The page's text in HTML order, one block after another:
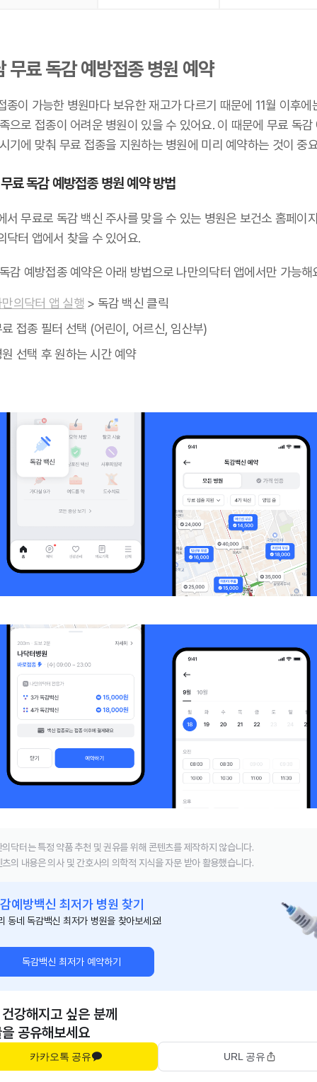
무료 독감 예방접종 병원 예약
종이 가능한 병원마다 보유한 재고가 다르기 때문에 11월 이후에
으로 접종이 어려운 병원이 있을 수 있어요. 이 때문에 무료 독감
기에 맞춰 무료 접종을 지원하는 병원에 미리 예약하는 것이 중
료 독감 예방접종 병원 예약 방법
서 무료로 독감 백신 주사를 맞을 수 있는 병원은 보건소 홈페이
닥터 앱에서 찾을 수 있어요.
감 예방접종 예약은 아래 방법으로 나만의닥터 앱에서만 가능해
만의닥터 앱 실행 > 독감 백신 클릭
접종 필터 선택 (어린이, 어르신, 임산부)
원 선택 후 원하는 시간 예약
의닥터는 특정 약품 추천 및 권유를 위해 콘텐츠를 제작하지 않습니다.
츠의 내용은 의사 및 간호사의 의학적 지식을 자문 받아 활용했습니다.
예방백신 최저가 병원 찾기
동네 독감백신 최저가 병원을 찾아보세요!
독감백신 최저가 예약하기
강해지고 싶은 분께
공유해보세요
카카오톡 공유 URL 공유